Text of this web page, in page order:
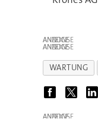
ANZEIGE
ANZEIGE
WARTUNG
ANZEIGE